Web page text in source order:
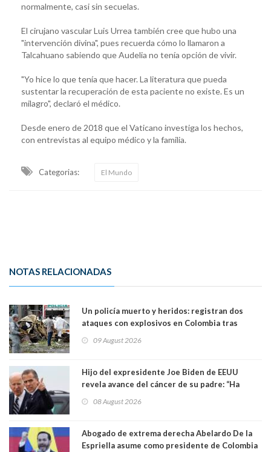
normalmente, casi sin secuelas.
El cirujano vascular Luis Urrea también cree que hubo una
"intervención divina", pues recuerda cómo lo llamaron a
Talcahuano sabiendo que Audelia no tenía opción de vivir.
"Yo hice lo que tenía que hacer. La literatura que pueda
sustentar la recuperación de esta paciente no existe. Es un
milagro", declaró el médico.
Desde enero de 2018 que el Vaticano investiga los hechos,
con entrevistas al equipo médico y la familia.
Categorias: El Mundo
NOTAS RELACIONADAS
Un policía muerto y heridos: registran dos
ataques con explosivos en Colombia tras
09 August 2026
Hijo del expresidente Joe Biden de EEUU
revela avance del cáncer de su padre: “Ha
08 August 2026
Abogado de extrema derecha Abelardo De la
Espriella asume como presidente de Colombia